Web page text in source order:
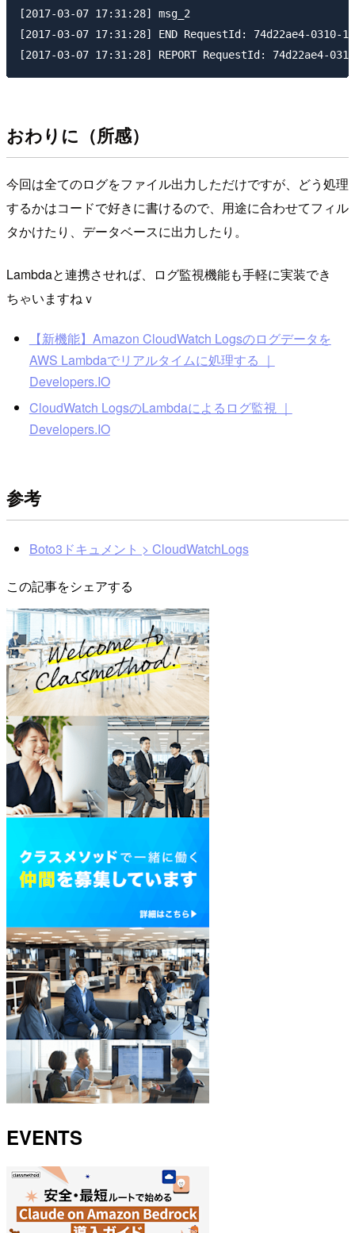
[2017-03-07 17:31:28] msg_2
[2017-03-07 17:31:28] END RequestId: 74d22ae4-0310-
おわりに（所感）
今回は全てのログをファイル出力しただけですが、どう処理
するかはコードで好きに書けるので、用途に合わせてフィル
タかけたり、データベースに出力したり。
Lambdaと連携させれば、ログ監視機能も手軽に実装でき
ちゃいますねｖ
【新機能】Amazon CloudWatch Logsのログデータを
AWS Lambdaでリアルタイムに処理する ｜
Developers.IO
CloudWatch LogsのLambdaによるログ監視 ｜
Developers.IO
参考
Boto3ドキュメント > CloudWatchLogs
この記事をシェアする
EVENTS